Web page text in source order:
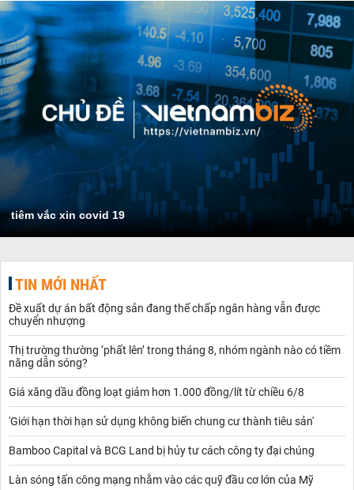
tiêm vắc xin covid 19
TIN MỚI NHẤT
Đề xuất dự án bất động sản đang thế chấp ngân hàng vẫn được
chuyển nhượng
Thị trường thường ‘phất lên’ trong tháng 8, nhóm ngành nào có tiềm
năng dẫn sóng?
Giá xăng dầu đồng loạt giảm hơn 1.000 đồng/lít từ chiều 6/8
'Giới hạn thời hạn sử dụng không biến chung cư thành tiêu sản'
Bamboo Capital và BCG Land bị hủy tư cách công ty đại chúng
Làn sóng tấn công mạng nhằm vào các quỹ đầu cơ lớn của Mỹ